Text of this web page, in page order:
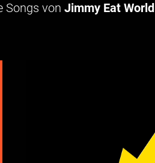
Songs von Jimmy Eat World